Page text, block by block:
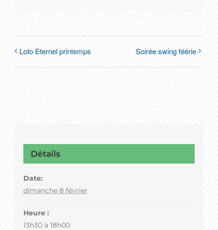
Loto Eternel printemps Soirée swing féérie
Détails
Date:
dimanche 8 février
Heure :
13h30 à 18h00